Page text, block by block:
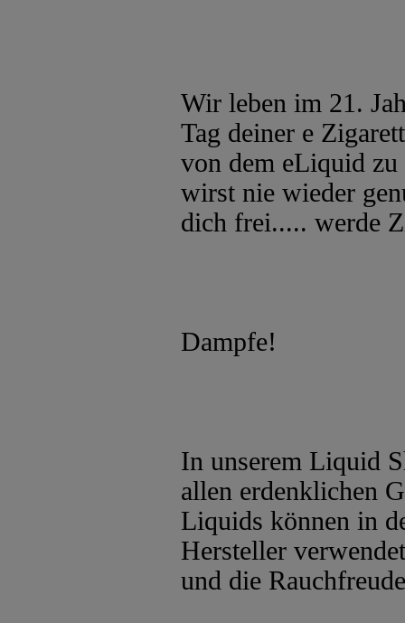
Wir leben im 21.
Tag deiner e
von dem eLiquid
wirst nie wieder
dich frei..... werde
Dampfe!
In unserem Liquid
allen erdenklichen
Liquids können in
Hersteller
und die